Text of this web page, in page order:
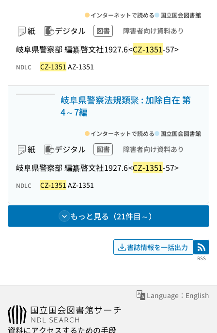
紙 デジタル 図書 障害者向け資料あり
岐阜県警察部 編纂啓文社1927.6<CZ-1351-57>
インターネットで読める 国立国会図書館
NDLC CZ-1351 AZ-1351
岐阜県警察法規類聚 : 加除自在 第
4～7編
紙 デジタル 図書 障害者向け資料あり
岐阜県警察部 編纂啓文社1927.6<CZ-1351-57>
インターネットで読める 国立国会図書館
NDLC CZ-1351 AZ-1351
もっと見る（21件目～）
書誌情報を一括出力 RSS
RSS
Language：English
資料にアクセスするための手段